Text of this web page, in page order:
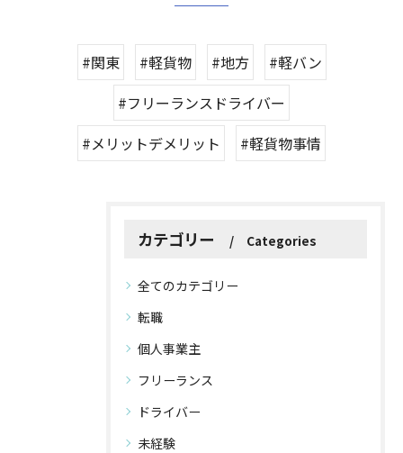
#関東 #軽貨物 #地方
#軽バン
#フリーランスドライバー
#メリットデメリット
#軽貨物事情
カテゴリー Categories
全てのカテゴリー
転職
個人事業主
フリーランス
ドライバー
未経験